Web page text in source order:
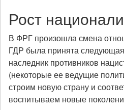
Рост
В ФРГ произошла смена
ГДР была принята
наследник противников
(некоторые ее ведущие
строим новую страну и
воспитываем новые